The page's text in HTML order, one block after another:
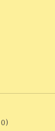
0)